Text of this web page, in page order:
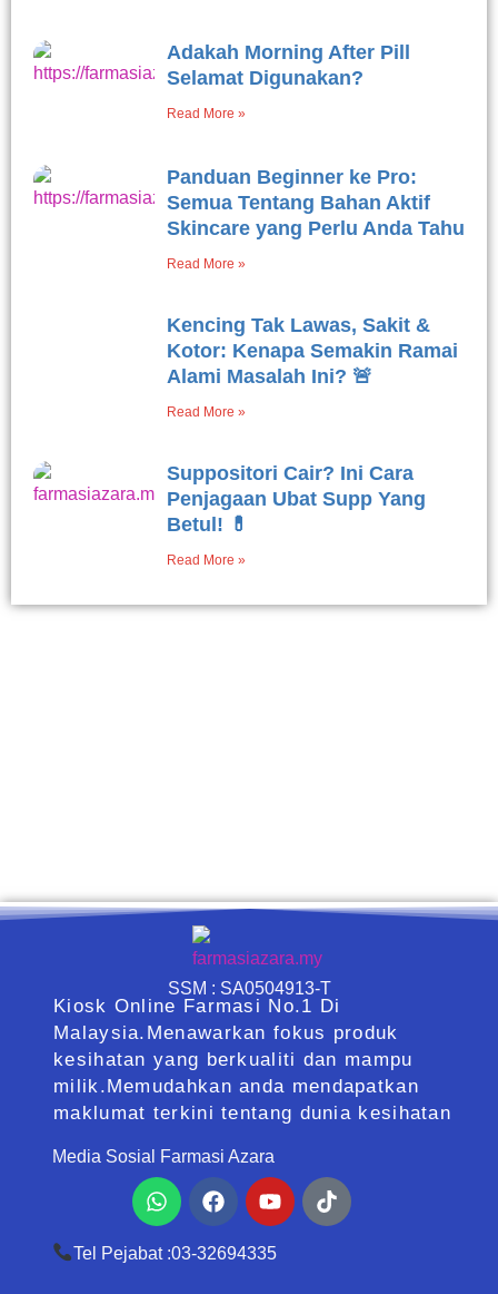
Adakah Morning After Pill
Selamat Digunakan?
Read More »
Panduan Beginner ke Pro:
Semua Tentang Bahan Aktif
Skincare yang Perlu Anda Tahu
Read More »
Kencing Tak Lawas, Sakit &
Kotor: Kenapa Semakin Ramai
Alami Masalah Ini? 🚨
Read More »
Suppositori Cair? Ini Cara
Penjagaan Ubat Supp Yang
Betul! 💊
Read More »
SSM : SA0504913-T
Kiosk Online Farmasi No.1 Di
Malaysia.Menawarkan fokus produk
kesihatan yang berkualiti dan mampu
milik.Memudahkan anda mendapatkan
maklumat terkini tentang dunia kesihatan
Media Sosial Farmasi Azara
WhatsappFacebookYoutubeTiktok
Tel Pejabat :03-32694335